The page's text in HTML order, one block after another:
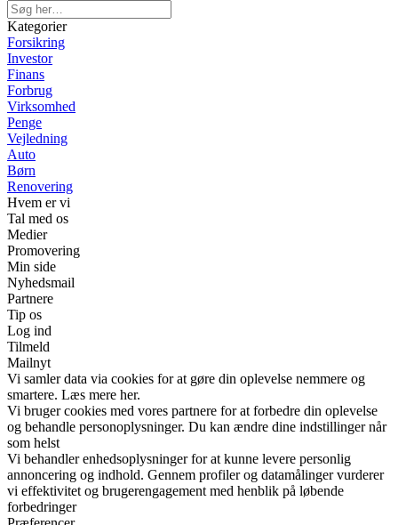
Kategorier
Forsikring
Investor
Finans
Forbrug
Virksomhed
Penge
Vejledning
Auto
Børn
Renovering
Hvem er vi
Tal med os
Medier
Promovering
Min side
Nyhedsmail
Partnere
Tip os
Log ind
Tilmeld
Mailnyt
Vi samler data via cookies for at gøre din oplevelse nemmere og
smartere. Læs mere her.
Vi bruger cookies med vores partnere for at forbedre din oplevelse
og behandle personoplysninger. Du kan ændre dine indstillinger når
som helst
Vi behandler enhedsoplysninger for at kunne levere personlig
annoncering og indhold. Gennem profiler og datamålinger vurderer
vi effektivitet og brugerengagement med henblik på løbende
forbedringer